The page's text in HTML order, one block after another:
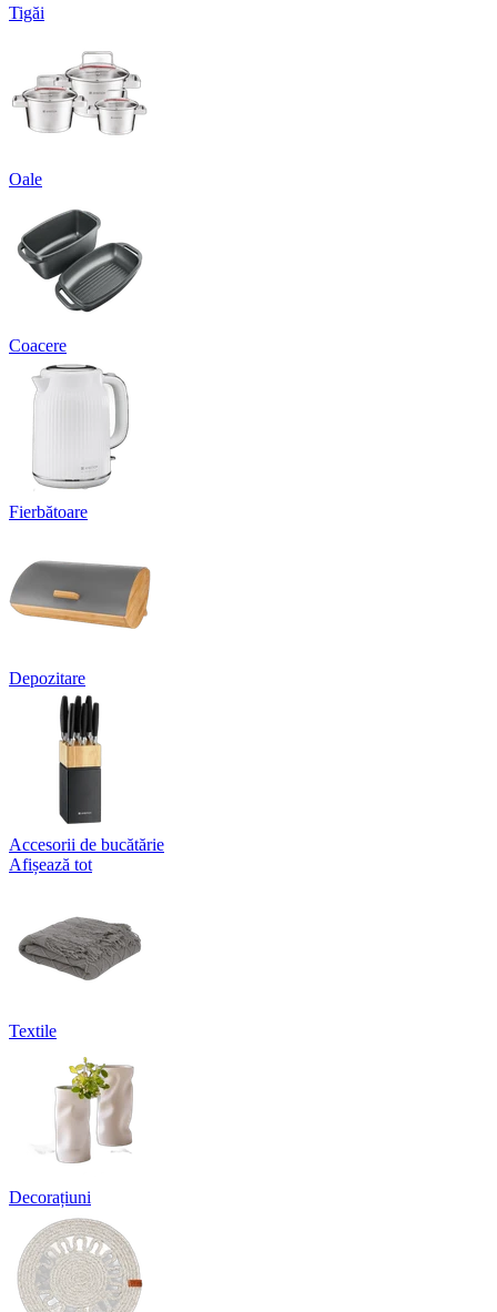
Tigăi
Oale
Coacere
Fierbătoare
Depozitare
Accesorii de bucătărie
Afișează tot
Textile
Decorațiuni